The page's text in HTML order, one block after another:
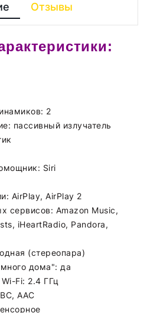
Отзывы
2
пассивный излучатель
Siri
AirPlay, AirPlay 2
сервисов: Amazon Music,
iHeartRadio, Pandora,
(стереопара)
дома": да
Fi: 2.4 ГГц
AAC